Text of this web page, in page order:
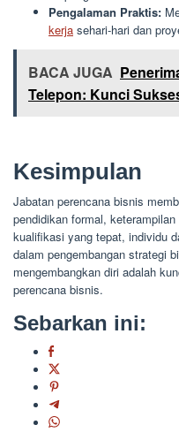
Pengalaman Praktis:
kerja sehari-hari dan
BACA JUGA
Telepon: Kunci
Kesimpulan
Jabatan perencana bisnis
pendidikan formal,
kualifikasi yang tepat, individu
dalam pengembangan strategi
mengembangkan diri adalah
perencana bisnis.
Sebarkan ini: